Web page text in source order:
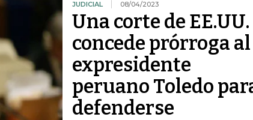
JUDICIAL 08/04/2023
Una corte de EE.UU.
concede prórroga al
expresidente
peruano Toledo
defenderse